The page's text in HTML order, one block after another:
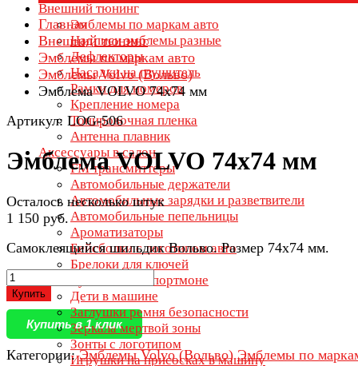
Внешний тюнинг
Эмблемы по маркам авто
Надписи эмблемы разные
Дефлекторы
Насадки на глушитель
Рамки для номеров
Крепление номера
Тонировочная пленка
Антенна плавник
Аксессуары в салон
FM трансмиттеры
Автомобильные держатели
Автомобильные зарядки и разветвители
Автомобильные пепельницы
Ароматизаторы
Бейсболки с логотипом авто
Брелоки для ключей
Бумажники и портмоне
Дети в машине
Заглушки ремня безопасности
Зеркала мертвой зоны
Зонты с логотипом
Игрушки на присосках в машину
Главная
Внешний тюнинг
Эмблемы по маркам авто
Эмблемы Volvo (Вольво)
Эмблема VOLVO 74х74 мм
Артикул: LOG-506
Эмблема VOLVO 74х74 мм
Осталось несколько штук
1 150 руб.
Самоклеящийся шильдик Вольво. Размер 74х74 мм.
Купить
Купить в 1 клик
Категории:Эмблемы Volvo (Вольво) Эмблемы по